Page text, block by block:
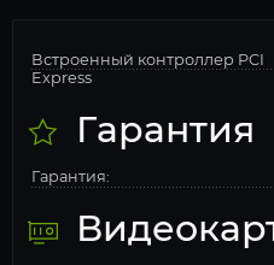
Встроенный контроллер PCI
Express
Гарантия
Гарантия: